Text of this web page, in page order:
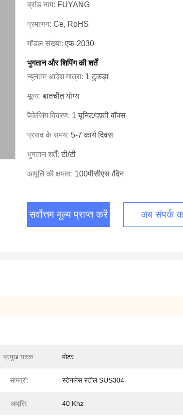
ब्रांड नाम: FUYANG
प्रमाणन: Ce, RoHS
मॉडल संख्या:एफ-2030
भुगतान और शिपिंग की शर्तें
न्यूनतम आदेश मात्रा: 1 टुकड़ा
मूल्य:बातचीत योग्य
पैकेजिंग विवरण: 1 यूनिट/दफ़्ती बॉक्स
प्रसव के समय: 5-7 कार्य दिवस
भुगतान शर्तें:टी/टी
आपूर्ति की क्षमता: 100पीसीएस /दिन
सर्वोत्तम मूल्य प्राप्त करें अब संपर्क
प्रमुख घटक: मोटर
सामग्री: स्टेनलेस स्टील SUS304
आवृत्ति: 40 Khz